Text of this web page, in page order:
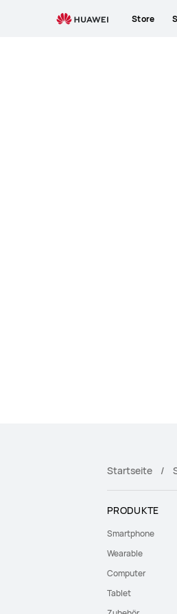
Store
Startseite
PRODUKTE
Smartphone
Wearable
Computer
Tablet